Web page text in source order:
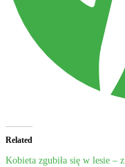
Related
Kobieta zgubiła się w lesie – z